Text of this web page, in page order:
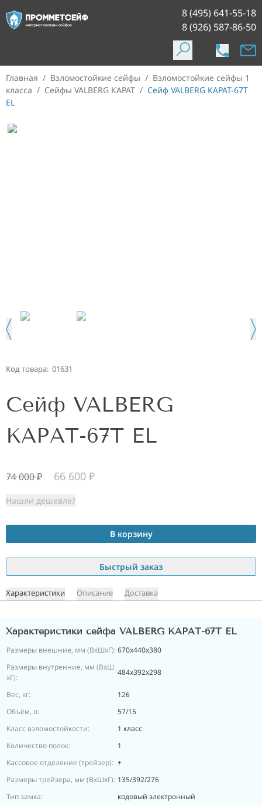
8 (495) 641-55-18
8 (926) 587-86-50
Главная / Взломостойкие сейфы / Взломостойкие сейфы 1
класса / Сейфы VALBERG КАРАТ / Сейф VALBERG КАРАТ-67T
EL
Код товара: 01631
Сейф VALBERG
КАРАТ-67T EL
74 000₽ 66 600 ₽
Нашли дешевле?
В корзину
Быстрый заказ
Характеристики Описание Доставка
Характеристики сейфа VALBERG КАРАТ-67T EL
Размеры внешние, мм (ВхШхГ):670x440x380
Размеры внутренние, мм (ВхШ
хГ):
484x392x298
Вес, кг:
126
Объём, л:
57/15
Класс взломостойкости:
1 класс
Количество полок:
1
Кассовое отделение (трейзер): +
Размеры трейзера, мм (ВхШхГ): 135/392/276
Тип замка:
кодовый электронный